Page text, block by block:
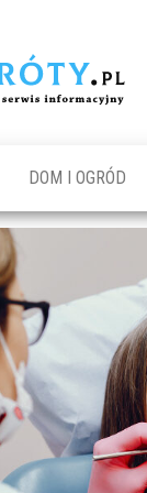
DOM I OGRÓD